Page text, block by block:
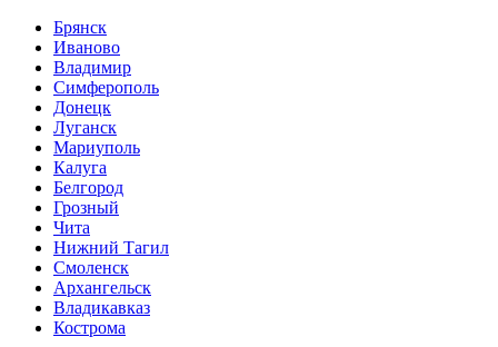
Брянск
Иваново
Владимир
Симферополь
Донецк
Луганск
Мариуполь
Калуга
Белгород
Грозный
Чита
Нижний Тагил
Смоленск
Архангельск
Владикавказ
Кострома